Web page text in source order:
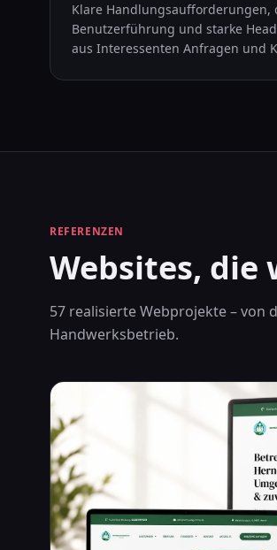
Klare Handlungsaufforderungen,
Benutzerführung und starke
aus Interessenten Anfragen und
REFERENZEN
Websites, die
57 realisierte Webprojekte – von
Handwerksbetrieb.